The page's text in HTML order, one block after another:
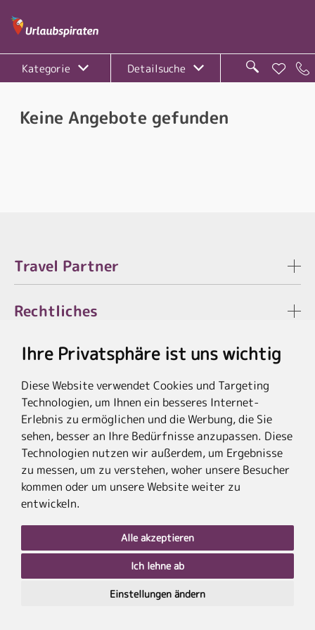
Ihre Privatsphäre ist uns wichtig
Diese Website verwendet Cookies und Targeting
Technologien, um Ihnen ein besseres Internet-
Erlebnis zu ermöglichen und die Werbung, die Sie
sehen, besser an Ihre Bedürfnisse anzupassen. Diese
Technologien nutzen wir außerdem, um Ergebnisse
zu messen, um zu verstehen, woher unsere Besucher
kommen oder um unsere Website weiter zu
entwickeln.
Alle akzeptieren
Ich lehne ab
Einstellungen ändern
Kategorie Detailsuche
Keine Angebote gefunden
Travel Partner
Rechtliches
* Die Ersparnis bezieht sich auf die aktuellen Listenpreise der Hotels, bei
Paketangeboten auf die Summe der Preise der Einzelleistungen.
**Streichpreise beziehen sich auf die ursprünglichen Preise des Reiseveranstalters.